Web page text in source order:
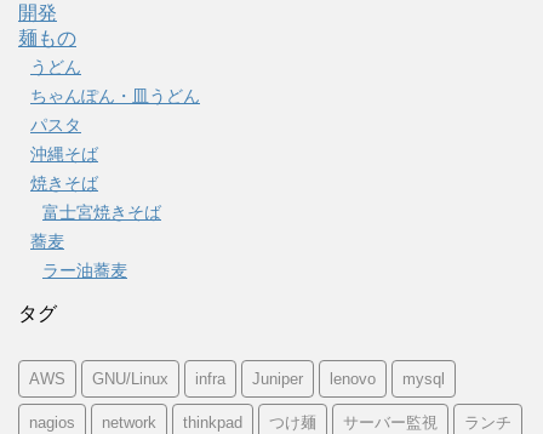
開発
麺もの
うどん
ちゃんぽん・皿うどん
パスタ
沖縄そば
焼きそば
富士宮焼きそば
蕎麦
ラー油蕎麦
タグ
AWS GNU/Linux infra Juniper lenovo mysql
nagios network thinkpad つけ麺 サーバー監視 ランチ